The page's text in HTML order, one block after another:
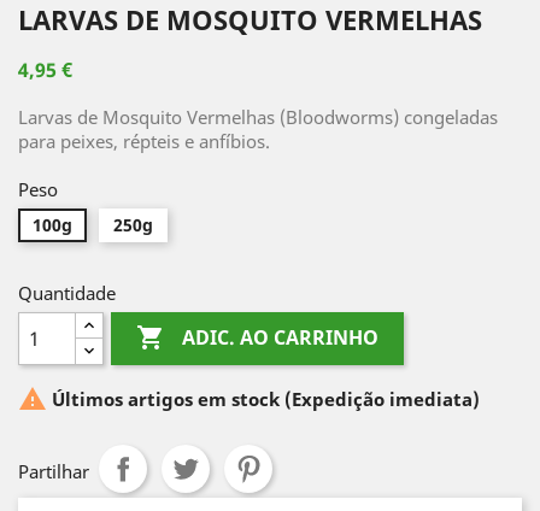
LARVAS DE MOSQUITO VERMELHAS
4,95 €
Larvas de Mosquito Vermelhas (Bloodworms) congeladas
para peixes, répteis e anfíbios.
Peso
100g 250g
Quantidade
 ADIC. AO CARRINHO
 Últimos artigos em stock (Expedição imediata)
Partilhar